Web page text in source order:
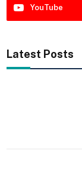
YouTube
Latest Posts